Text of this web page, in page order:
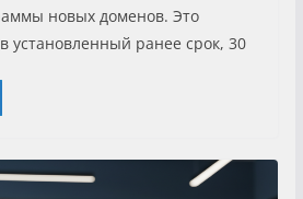
новых доменов. Это
установленный ранее срок, 30